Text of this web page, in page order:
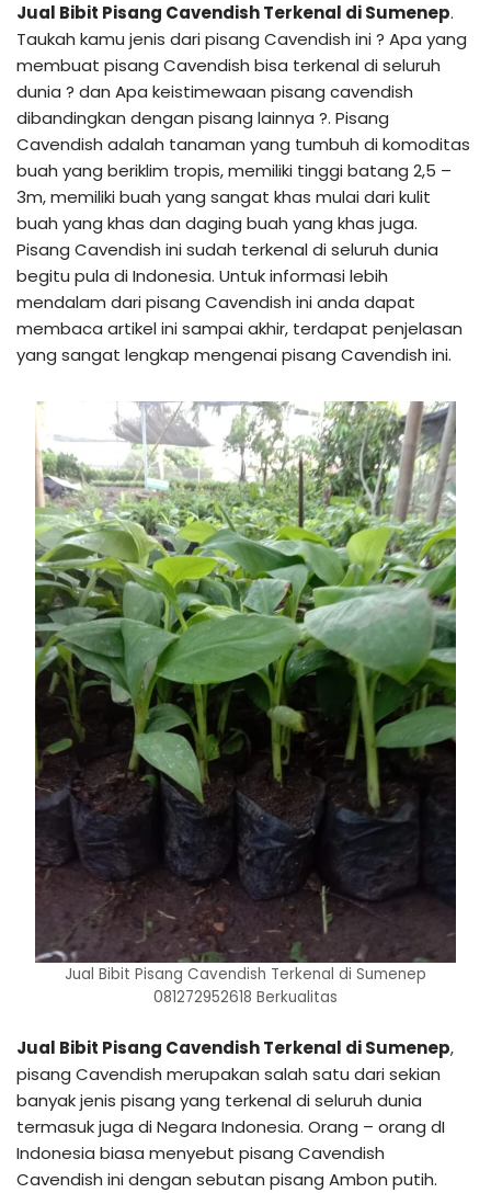
Jual Bibit Pisang Cavendish Terkenal di Sumenep.
Taukah kamu jenis dari pisang Cavendish ini ? Apa yang
membuat pisang Cavendish bisa terkenal di seluruh
dunia ? dan Apa keistimewaan pisang cavendish
dibandingkan dengan pisang lainnya ?. Pisang
Cavendish adalah tanaman yang tumbuh di komoditas
buah yang beriklim tropis, memiliki tinggi batang 2,5 –
3m, memiliki buah yang sangat khas mulai dari kulit
buah yang khas dan daging buah yang khas juga.
Pisang Cavendish ini sudah terkenal di seluruh dunia
begitu pula di Indonesia. Untuk informasi lebih
mendalam dari pisang Cavendish ini anda dapat
membaca artikel ini sampai akhir, terdapat penjelasan
yang sangat lengkap mengenai pisang Cavendish ini.
Jual Bibit Pisang Cavendish Terkenal di Sumenep
081272952618 Berkualitas
Jual Bibit Pisang Cavendish Terkenal di Sumenep,
pisang Cavendish merupakan salah satu dari sekian
banyak jenis pisang yang terkenal di seluruh dunia
termasuk juga di Negara Indonesia. Orang – orang dI
Indonesia biasa menyebut pisang Cavendish
Cavendish ini dengan sebutan pisang Ambon putih.